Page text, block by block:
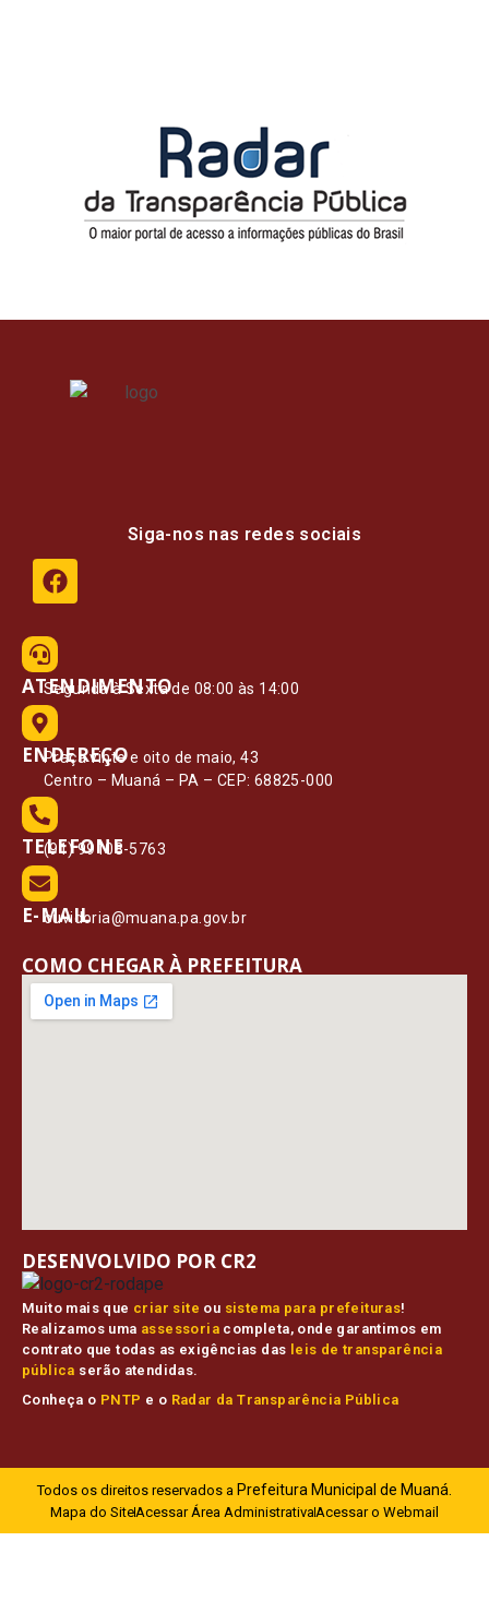
Siga-nos nas redes sociais
ATENDIMENTO
Segunda à Sexta de 08:00 às 14:00
ENDEREÇO
Praça vinte e oito de maio, 43
Centro – Muaná – PA – CEP: 68825-000
TELEFONE
(91) 99108-5763
E-MAIL
ouvidoria@muana.pa.gov.br
COMO CHEGAR À PREFEITURA
Muito mais que criar site ou sistema para prefeituras!
Realizamos uma assessoria completa, onde garantimos em
contrato que todas as exigências das leis de transparência
pública serão atendidas.
Conheça o PNTP e o Radar da Transparência Pública
DESENVOLVIDO POR CR2
Todos os direitos reservados a Prefeitura Municipal de Muaná.
Mapa do SiteAcessar Área AdministrativaAcessar o Webmail